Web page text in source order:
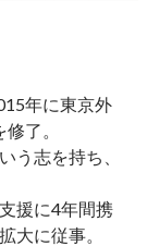
年に東京外
了。
う志を持ち、
援に4年間携
大に従事。